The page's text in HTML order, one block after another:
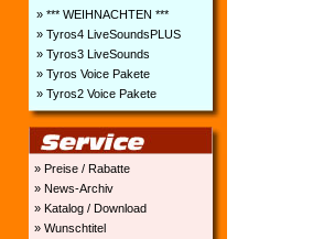
» *** WEIHNACHTEN ***
» Tyros4 LiveSoundsPLUS
» Tyros3 LiveSounds
» Tyros Voice Pakete
» Tyros2 Voice Pakete
» Preise / Rabatte
» News-Archiv
» Katalog / Download
» Wunschtitel